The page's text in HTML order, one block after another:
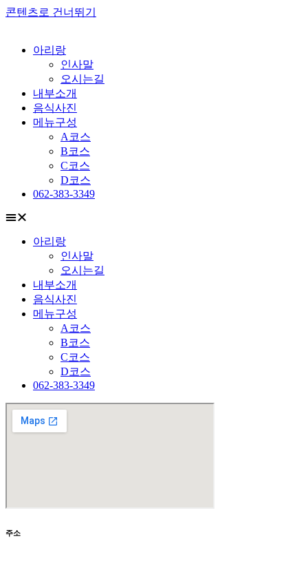
콘텐츠로 건너뛰기
아리랑
인사말
오시는길
내부소개
음식사진
메뉴구성
A코스
B코스
C코스
D코스
062-383-3349
아리랑
인사말
오시는길
내부소개
음식사진
메뉴구성
A코스
B코스
C코스
D코스
062-383-3349
주소